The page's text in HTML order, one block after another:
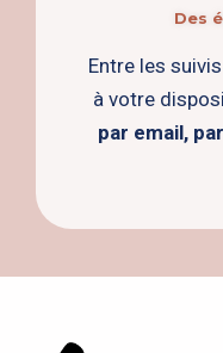
Des
Entre les
à votre
par email,